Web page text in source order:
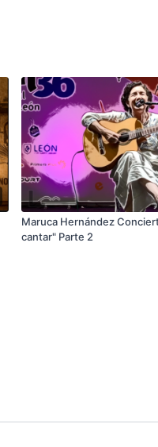
Maruca Hernández
cantar" Parte 2